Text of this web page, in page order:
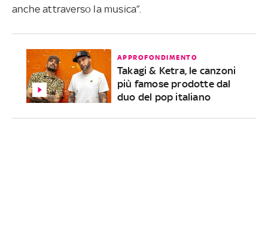
anche attraverso la musica”.
APPROFONDIMENTO
Takagi & Ketra, le canzoni
più famose prodotte dal
duo del pop italiano